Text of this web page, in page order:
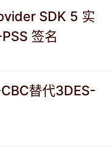
SDK 5 实
签名
替代3DES-